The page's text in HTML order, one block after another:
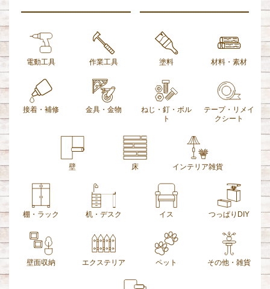
電動工具 作業工具 塗料 材料・素材
接着・補修 金具・金物
ねじ・釘・ボル
ト
テープ・リメイ
クシート
壁 床 インテリア雑貨
棚・ラック 机・デスク イス つっぱりDIY
壁面収納 エクステリア ペット その他・雑貨